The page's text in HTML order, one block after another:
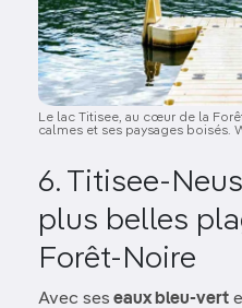
Le lac Titisee, au cœur de la
calmes et ses paysages boisés.
6. Titisee-
plus belles
Forêt-Noire
Avec ses eaux bleu-vert